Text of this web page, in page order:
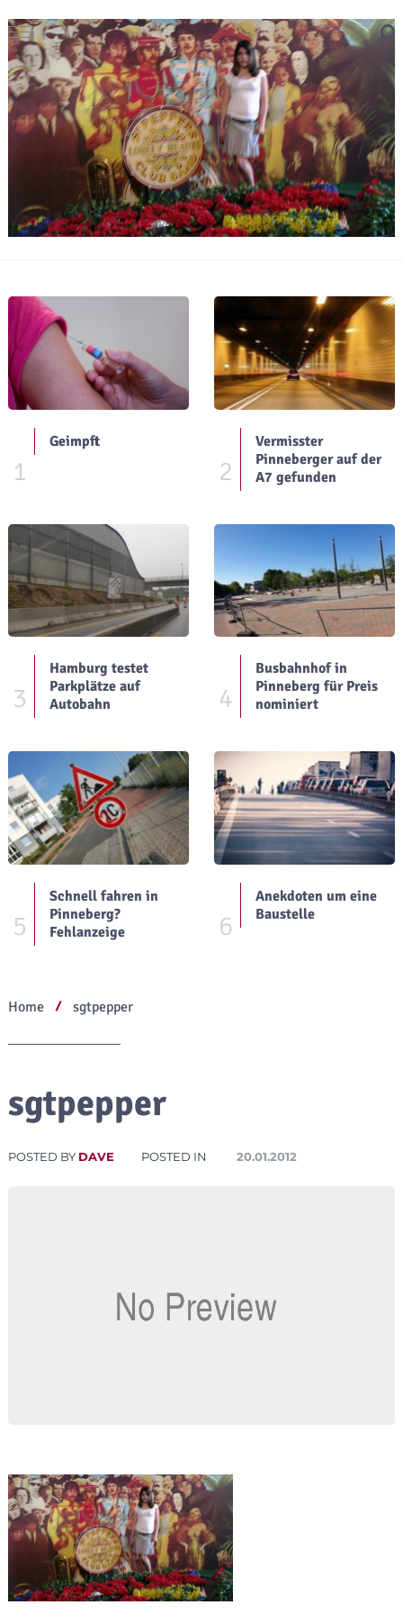
1
Geimpft
2
Vermisster
Pinneberger auf der
A7 gefunden
3
Hamburg testet
Parkplätze auf
Autobahn
4
Busbahnhof in
Pinneberg für Preis
nominiert
5
Schnell fahren in
Pinneberg?
Fehlanzeige
6
Anekdoten um eine
Baustelle
Home sgtpepper
sgtpepper
POSTED BY DAVE POSTED IN 20.01.2012